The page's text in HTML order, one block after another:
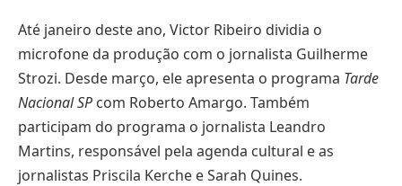
Até janeiro deste ano, Victor Ribeiro dividia o
microfone da produção com o jornalista Guilherme
Strozi. Desde março, ele apresenta o programa Tarde
Nacional SP com Roberto Amargo. Também
participam do programa o jornalista Leandro
Martins, responsável pela agenda cultural e as
jornalistas Priscila Kerche e Sarah Quines.